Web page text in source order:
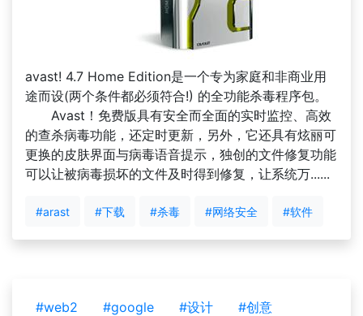
avast! 4.7 Home Edition是一个专为家庭和非商业用
途而设(两个条件都必须符合!) 的全功能杀毒程序包。
Avast！免费版具有安全而全面的实时监控、高效
的查杀病毒功能，还定时更新，另外，它还具有炫丽可
更换的皮肤界面与病毒语音提示，独创的文件修复功能
可以让被病毒损坏的文件及时得到修复，让系统万......
#arast #下载 #杀毒 #网络安全 #软件
#web2 #google #设计
#创意